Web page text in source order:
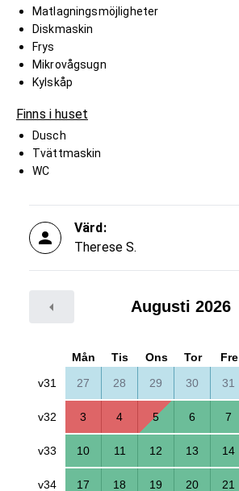
Matlagningsmöjligheter
Diskmaskin
Frys
Mikrovågsugn
Kylskåp
Finns i huset
Dusch
Tvättmaskin
WC
Värd:
Therese S.
Augusti 2026
Mån Tis Ons Tor Fre
v31
27 28 29 30 31
v32 3 4 5 6 7
v33 10 11 12 13 14
v34 17 18 19 20 21